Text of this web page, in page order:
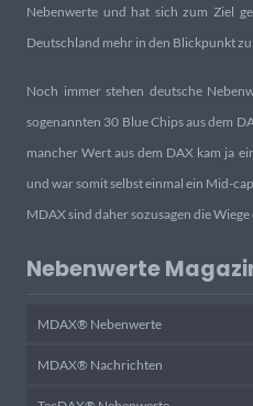
Nebenwerte und hat sich zum Ziel
Deutschland mehr in den Blickpunkt
Noch immer stehen deutsche
sogenannten 30 Blue Chips aus dem
mancher Wert aus dem DAX kam ja
und war somit selbst einmal ein Mid-
MDAX sind daher sozusagen die Wiege
Nebenwerte
MDAX® Nebenwerte
MDAX® Nachrichten